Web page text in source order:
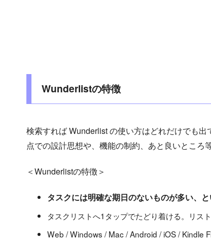
Wunderlistの特徴
検索すれば Wunderlist の使い方はどれだけでも
点での設計思想や、機能の制約、あと良いところ
＜Wunderlistの特徴＞
タスクには明確な期日のないものが多い、
タスクリストへ1タップでたどり着ける。リスト
Web / Windows / Mac / Android / iOS / Kindle